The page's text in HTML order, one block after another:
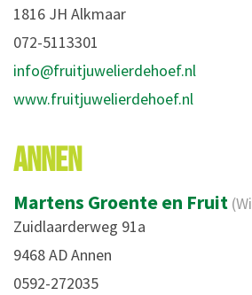
1816 JH Alkmaar
072-5113301
info@fruitjuwelierdehoef.nl
www.fruitjuwelierdehoef.nl
ANNEN
Martens Groente en Fruit
Zuidlaarderweg 91a
9468 AD Annen
0592-272035